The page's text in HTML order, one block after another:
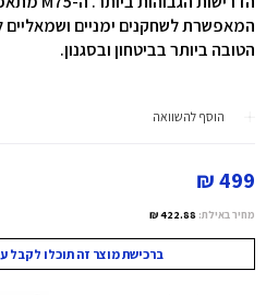
המאפשרת לשחקנים ימניים
הטובה ביותר בביטחון ובסגנון.
הוסף להשוואה
499 ₪
מחיר באילת: 422.88 ₪
ברכישת מוצר זה תוכלו לקבל עד 499 נקודות